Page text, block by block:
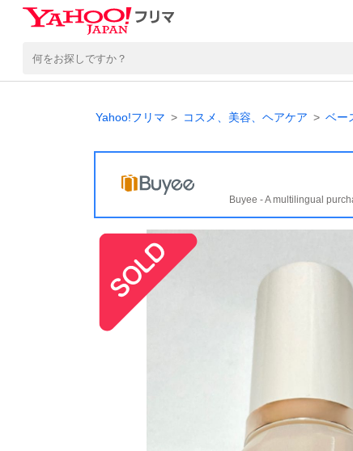
Yahoo!フリマ コスメ、美容、ヘアケア ベー
Buyee - A multilingual